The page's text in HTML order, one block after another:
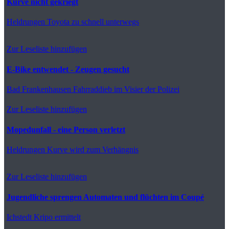
Heldrungen Toyota zu schnell unterwegs
Zur Leseliste hinzufügen
E-Bike entwendet - Zeugen gesucht
Bad Frankenhausen Fahrraddieb im Visier der Polizei
Zur Leseliste hinzufügen
Mopedunfall - eine Person verletzt
Heldrungen Kurve wird zum Verhängnis
Zur Leseliste hinzufügen
Jugendliche sprengen Automaten und flüchten im Coupé
Ichstedt Kripo ermittelt